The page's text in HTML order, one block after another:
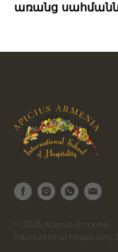
առանց
© 2025 Apicius Armenia
International Hospitality